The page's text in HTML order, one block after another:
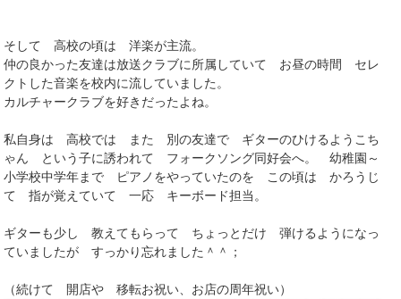
そして 高校の頃は 洋楽が主流。
仲の良かった友達は放送クラブに所属していて お昼の時間 セレ
クトした音楽を校内に流していました。
カルチャークラブを好きだったよね。
私自身は 高校では また 別の友達で ギターのひけるようこち
ゃん という子に誘われて フォークソング同好会へ。 幼稚園～
小学校中学年まで ピアノをやっていたのを この頃は かろうじ
て 指が覚えていて 一応 キーボード担当。
ギターも少し 教えてもらって ちょっとだけ 弾けるようになっ
ていましたが すっかり忘れました＾＾；
（続けて 開店や 移転お祝い、お店の周年祝い）